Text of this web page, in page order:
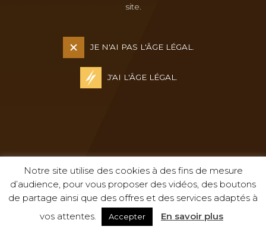
site.
JE N'AI PAS L'ÂGE LÉGAL.
J'AI L'ÂGE LÉGAL.
L'abus d'alcool est dangereux pour la santé. À consommer avec
modération.
Notre site utilise des cookies à des fins de mesure
d’audience, pour vous proposer des vidéos, des boutons
de partage ainsi que des offres et des services adaptés à
vos attentes.
Accepter En savoir plus